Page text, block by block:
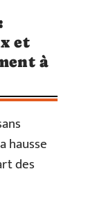
et
à
hausse
des